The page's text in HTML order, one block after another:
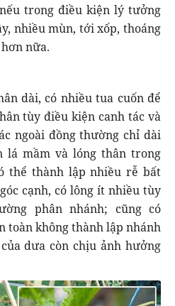
trong điều kiện lý tưởng
nhiều mùn, tới xốp, thoáng
nữa.
dài, có nhiều tua cuốn để
tùy điều kiện canh tác và
ngoài đồng thường chỉ dài
lá mầm và lóng thân trong
thể thành lập nhiều rễ bất
cạnh, có lông ít nhiều tùy
phân nhánh; cũng có
toàn không thành lập nhánh
dưa còn chịu ảnh hưởng